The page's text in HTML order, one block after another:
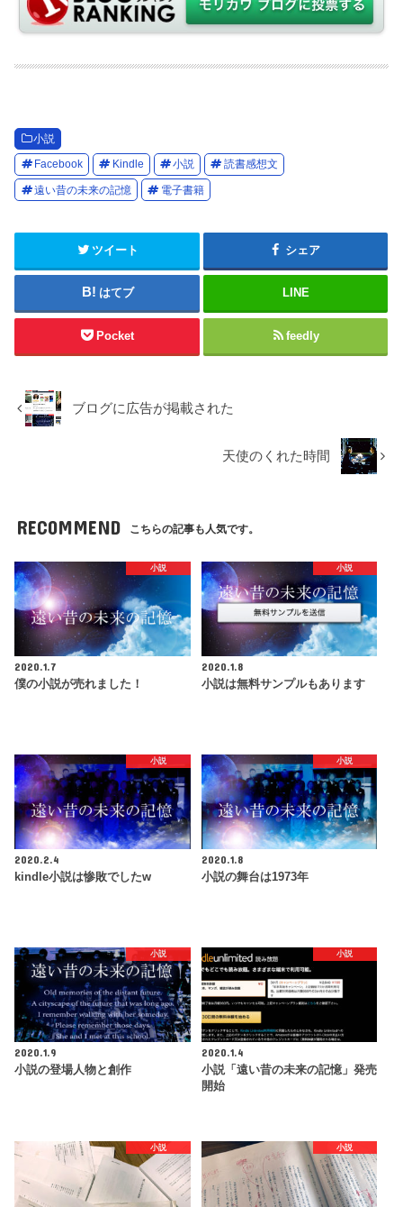
小説
Facebook Kindle 小説 読書感想文
遠い昔の未来の記憶 電子書籍
ツイート シェア
はてブ LINE
Pocket feedly
ブログに広告が掲載された
天使のくれた時間
RECOMMEND こちらの記事も人気です。
小説
2020.1.7
僕の小説が売れました！
小説
2020.1.8
小説は無料サンプルもあります
小説
2020.2.4
kindle小説は惨敗でしたw
小説
2020.1.8
小説の舞台は1973年
小説
2020.1.9
小説の登場人物と創作
小説
2020.1.4
小説「遠い昔の未来の記憶」発売
開始
小説 小説